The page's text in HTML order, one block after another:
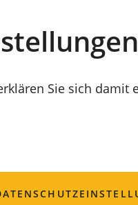
Sie sich damit